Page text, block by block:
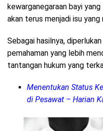
kewarganegaraan bayi
akan terus menjadi isu yang
Sebagai hasilnya,
pemahaman yang lebih
tantangan hukum yang
Menentukan Status
di Pesawat – Harian